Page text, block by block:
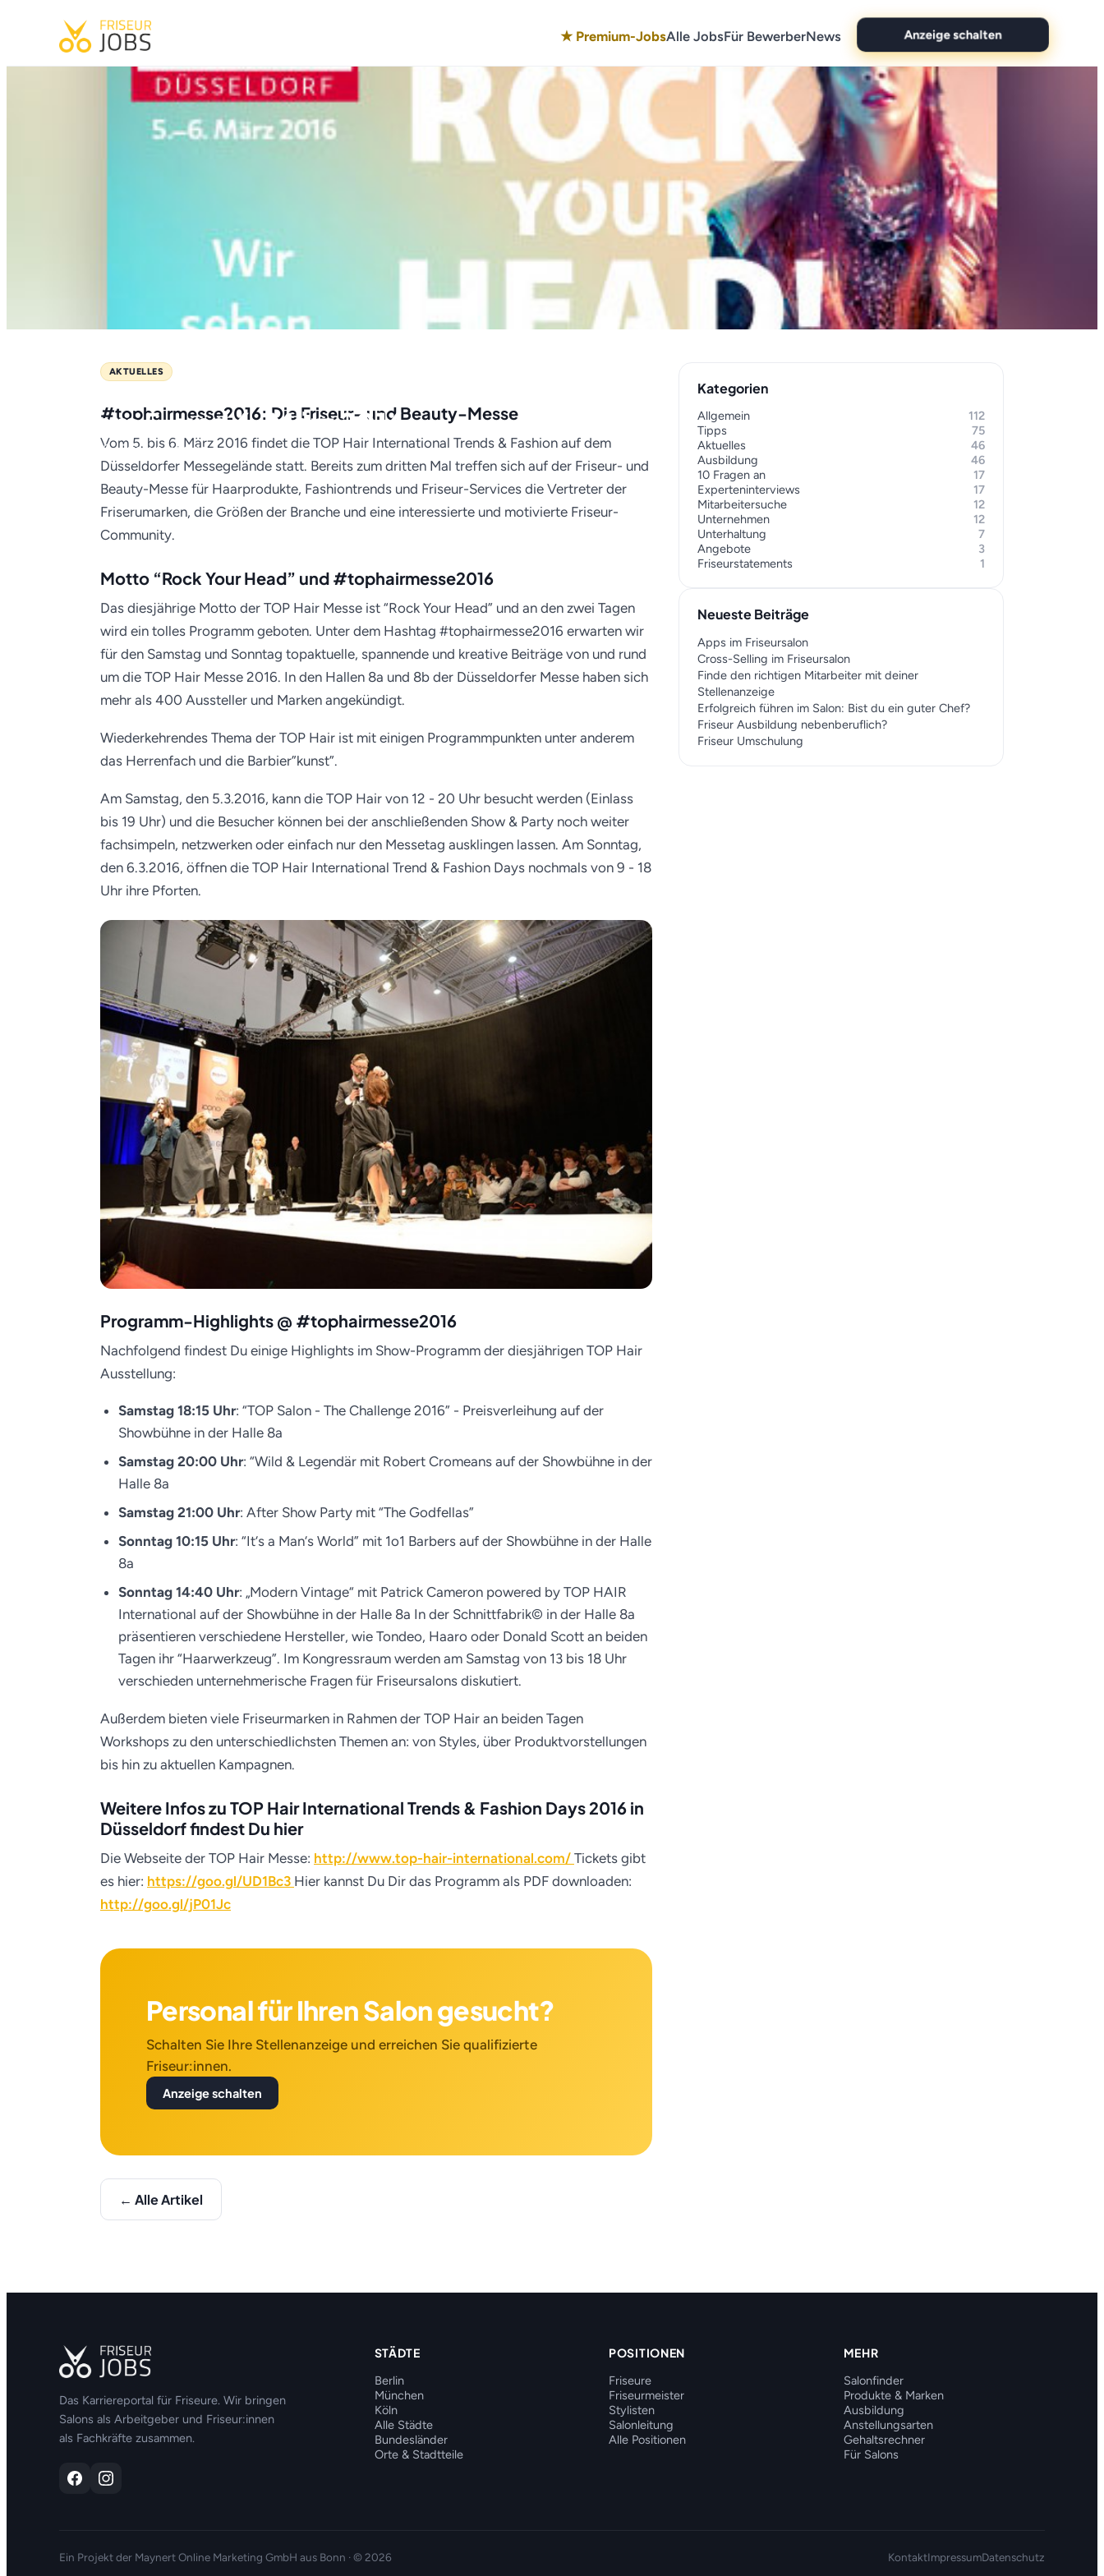
★ Premium-JobsAlle JobsFür BewerberNews Anzeige schalten
TOP Hair International Trend & Fashion Days
2016 am 5. und 6. März 2016
02. März 2016 · Friseur-Job.de
AKTUELLES
#tophairmesse2016: Die Friseur- und Beauty-Messe
Vom 5. bis 6. März 2016 findet die TOP Hair International Trends & Fashion auf dem
Düsseldorfer Messegelände statt. Bereits zum dritten Mal treffen sich auf der Friseur- und
Beauty-Messe für Haarprodukte, Fashiontrends und Friseur-Services die Vertreter der
Friserumarken, die Größen der Branche und eine interessierte und motivierte Friseur-
Community.
Motto “Rock Your Head” und #tophairmesse2016
Das diesjährige Motto der TOP Hair Messe ist “Rock Your Head” und an den zwei Tagen
wird ein tolles Programm geboten. Unter dem Hashtag #tophairmesse2016 erwarten wir
für den Samstag und Sonntag topaktuelle, spannende und kreative Beiträge von und rund
um die TOP Hair Messe 2016. In den Hallen 8a und 8b der Düsseldorfer Messe haben sich
mehr als 400 Aussteller und Marken angekündigt.
Wiederkehrendes Thema der TOP Hair ist mit einigen Programmpunkten unter anderem
das Herrenfach und die Barbier”kunst”.
Am Samstag, den 5.3.2016, kann die TOP Hair von 12 - 20 Uhr besucht werden (Einlass
bis 19 Uhr) und die Besucher können bei der anschließenden Show & Party noch weiter
fachsimpeln, netzwerken oder einfach nur den Messetag ausklingen lassen. Am Sonntag,
den 6.3.2016, öffnen die TOP Hair International Trend & Fashion Days nochmals von 9 - 18
Uhr ihre Pforten.
Programm-Highlights @ #tophairmesse2016
Nachfolgend findest Du einige Highlights im Show-Programm der diesjährigen TOP Hair
Ausstellung:
Samstag 18:15 Uhr: “TOP Salon - The Challenge 2016” - Preisverleihung auf der
Showbühne in der Halle 8a
Samstag 20:00 Uhr: “Wild & Legendär mit Robert Cromeans auf der Showbühne in der
Halle 8a
Samstag 21:00 Uhr: After Show Party mit “The Godfellas”
Sonntag 10:15 Uhr: “It‘s a Man‘s World” mit 1o1 Barbers auf der Showbühne in der Halle
8a
Sonntag 14:40 Uhr: „Modern Vintage“ mit Patrick Cameron powered by TOP HAIR
International auf der Showbühne in der Halle 8a In der Schnittfabrik© in der Halle 8a
präsentieren verschiedene Hersteller, wie Tondeo, Haaro oder Donald Scott an beiden
Tagen ihr “Haarwerkzeug”. Im Kongressraum werden am Samstag von 13 bis 18 Uhr
verschieden unternehmerische Fragen für Friseursalons diskutiert.
Außerdem bieten viele Friseurmarken in Rahmen der TOP Hair an beiden Tagen
Workshops zu den unterschiedlichsten Themen an: von Styles, über Produktvorstellungen
bis hin zu aktuellen Kampagnen.
Weitere Infos zu TOP Hair International Trends & Fashion Days 2016 in
Düsseldorf findest Du hier
Die Webseite der TOP Hair Messe: http://www.top-hair-international.com/ Tickets gibt
es hier: https://goo.gl/UD1Bc3 Hier kannst Du Dir das Programm als PDF downloaden:
http://goo.gl/jP01Jc
Personal für Ihren Salon gesucht?
Schalten Sie Ihre Stellenanzeige und erreichen Sie qualifizierte
Friseur:innen.
Anzeige schalten
← Alle Artikel
Kategorien
Allgemein
112
Tipps
75
Aktuelles
46
Ausbildung
46
10 Fragen an
17
Experteninterviews
17
Mitarbeitersuche
12
Unternehmen
12
Unterhaltung
7
Angebote
3
Friseurstatements
1
Neueste Beiträge
Apps im Friseursalon
Cross-Selling im Friseursalon
Finde den richtigen Mitarbeiter mit deiner
Stellenanzeige
Erfolgreich führen im Salon: Bist du ein guter Chef?
Friseur Ausbildung nebenberuflich?
Friseur Umschulung
Das Karriereportal für Friseure. Wir bringen
Salons als Arbeitgeber und Friseur:innen
als Fachkräfte zusammen.
STÄDTE
Berlin
München
Köln
Alle Städte
Bundesländer
Orte & Stadtteile
POSITIONEN
Friseure
Friseurmeister
Stylisten
Salonleitung
Alle Positionen
MEHR
Salonfinder
Produkte & Marken
Ausbildung
Anstellungsarten
Gehaltsrechner
Für Salons
Ein Projekt der Maynert Online Marketing GmbH aus Bonn · © 2026 KontaktImpressumDatenschutz